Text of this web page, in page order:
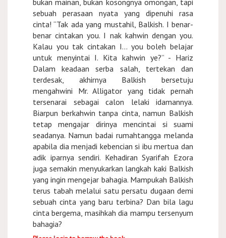
bukan mainan, bukan kosongnya omongan, tapi
sebuah perasaan nyata yang dipenuhi rasa
cinta! “Tak ada yang mustahil, Balkish. I benar-
benar cintakan you. I nak kahwin dengan you.
Kalau you tak cintakan I… you boleh belajar
untuk menyintai I. Kita kahwin ye?” - Hariz
Dalam keadaan serba salah, tertekan dan
terdesak, akhirnya Balkish bersetuju
mengahwini Mr. Alligator yang tidak pernah
tersenarai sebagai calon lelaki idamannya.
Biarpun berkahwin tanpa cinta, namun Balkish
tetap mengajar dirinya mencintai si suami
seadanya. Namun badai rumahtangga melanda
apabila dia menjadi kebencian si ibu mertua dan
adik iparnya sendiri. Kehadiran Syarifah Ezora
juga semakin menyukarkan langkah kaki Balkish
yang ingin mengejar bahagia. Mampukah Balkish
terus tabah melalui satu persatu dugaan demi
sebuah cinta yang baru terbina? Dan bila lagu
cinta bergema, masihkah dia mampu tersenyum
bahagia?